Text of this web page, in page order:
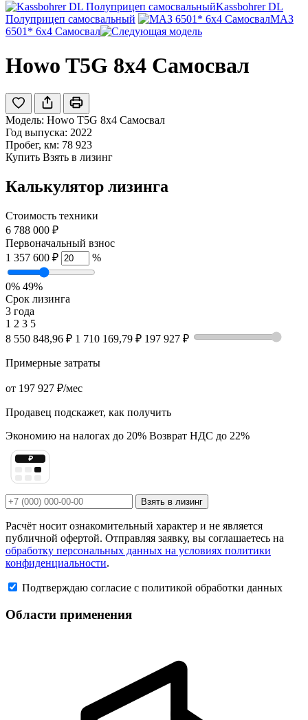
Kassbohrer DL
Полуприцеп самосвальный
МАЗ
6501* 6x4 Самосвал
Howo T5G 8x4 Самосвал
Модель: Howo T5G 8x4 Самосвал
Год выпуска: 2022
Пробег, км: 78 923
Купить Взять в лизинг
Калькулятор лизинга
Стоимость техники
6 788 000 ₽
Первоначальный взнос
1 357 600 ₽
%
0% 49%
Срок лизинга
3 года
1 2 3 5
8 550 848,96 ₽ 1 710 169,79 ₽ 197 927 ₽
Примерные затраты
от 197 927 ₽/мес
Продавец подскажет, как получить
Экономию на налогах до 20% Возврат НДС до 22%
₽
Взять в лизинг
Расчёт носит ознакомительный характер и не является
публичной офертой. Отправляя заявку, вы соглашаетесь на
обработку персональных данных на условиях политики
конфиденциальности.
Подтверждаю согласие с политикой обработки данных
Области применения